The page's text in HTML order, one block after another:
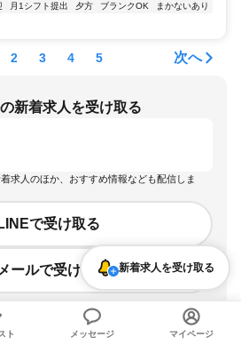
月1シフト提出 夕方 ブランクOK
まかないあり
2 3 4 5 次へ
新着求人を受け取る
求人のほか、おすすめ情報なども配信しま
LINEで受け取る
ールで受け取る 新着求人を受け取る
ト メッセージ マイページ